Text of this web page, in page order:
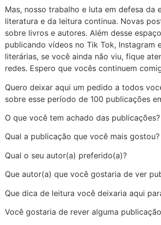
Mas, nosso trabalho e luta em defesa da
literatura e da leitura continua. Novas
sobre livros e autores. Além desse
publicando vídeos no Tik Tok, Instagram
literárias, se você ainda não viu, fique
redes. Espero que vocês continuem
Quero deixar aqui um pedido a todos
sobre esse período de 100 publicações
O que você tem achado das publicações?
Qual a publicação que você mais gostou?
Qual o seu autor(a) preferido(a)?
Que autor(a) que você gostaria de ver
Que dica de leitura você deixaria aqui
Você gostaria de rever alguma